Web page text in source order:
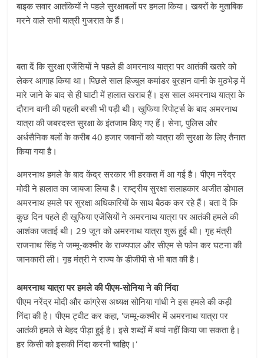
बाइक सवार आतंकियों ने पहले सुरक्षाबलों पर हमला किया। खबरों के मुताबिक
मरने वाले सभी यात्री गुजरात के हैं।
बता दें कि सुरक्षा एजेंसियों ने पहले ही अमरनाथ यात्रा पर आतंकी खतरे को
लेकर आगाह किया था। पिछले साल हिज्बुल कमांडर बुरहान वानी के मुठभेड़ में
मारे जाने के बाद से ही घाटी में हालात खराब हैं। इस साल अमरनाथ यात्रा के
दौरान वानी की पहली बरसी भी पड़ी थी। खुफिया रिपोर्ट्स के बाद अमरनाथ
यात्रा की जबरदस्त सुरक्षा के इंतजाम किए गए हैं। सेना, पुलिस और
अर्धसैनिक बलों के करीब 40 हजार जवानों को यात्रा की सुरक्षा के लिए तैनात
किया गया है।
अमरनाथ हमले के बाद केंद्र सरकार भी हरकत में आ गई है। पीएम नरेंद्र
मोदी ने हालात का जायजा लिया है। राष्ट्रीय सुरक्षा सलाहकार अजीत डोभाल
अमरनाथ हमले पर सुरक्षा अधिकारियों के साथ बैठक कर रहे हैं। बता दें कि
कुछ दिन पहले ही खुफिया एजेंसियों ने अमरनाथ यात्रा पर आतंकी हमले की
आशंका जताई थी। 29 जून को अमरनाथ यात्रा शुरू हुई थी। गृह मंत्री
राजनाथ सिंह ने जम्मू-कश्मीर के राज्यपाल और सीएम से फोन कर घटना की
जानकारी ली। गृह मंत्री ने राज्य के डीजीपी से भी बात की है।
अमरनाथ यात्रा पर हमले की पीएम-सोनिया ने की निंदा
पीएम नरेंद्र मोदी और कांग्रेस अध्यक्ष सोनिया गांधी ने इस हमले की कड़ी
निंदा की है। पीएम ट्वीट कर कहा, 'जम्मू-कश्मीर में अमरनाथ यात्रा पर
आतंकी हमले से बेहद पीड़ा हुई है। इसे शब्दों में बयां नहीं किया जा सकता है।
हर किसी को इसकी निंदा करनी चाहिए।'